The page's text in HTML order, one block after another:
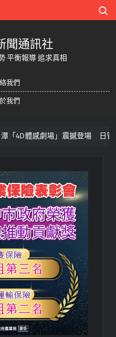
聞通訊社
平衡報導 追求真相
我們
我們
體感劇場」震撼登場 日管處